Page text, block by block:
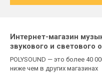
Интернет-магазин
звукового и светового
POLYSOUND — это более 40
ниже чем в других магазинах